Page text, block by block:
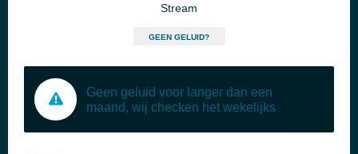
Stream
GEEN GELUID?
Geen geluid voor langer dan een
maand, wij checken het wekelijks